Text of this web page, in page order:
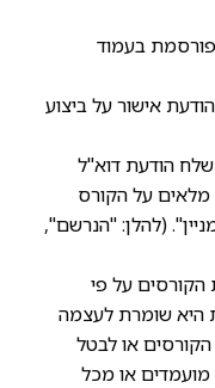
בעמוד
אישור על ביצוע
הודעת דוא"ל
על הקורס
(להלן: "הנרשם",
על פי
שומרת לעצמה
הקורסים או לבטל
או מכל